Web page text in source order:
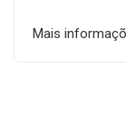
Mais